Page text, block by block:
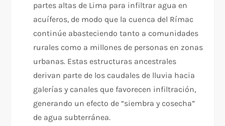
partes altas de Lima para infiltrar agua en
acuíferos, de modo que la cuenca del Rímac
continúe abasteciendo tanto a comunidades
rurales como a millones de personas en zonas
urbanas. Estas estructuras ancestrales
derivan parte de los caudales de lluvia hacia
galerías y canales que favorecen infiltración,
generando un efecto de “siembra y cosecha”
de agua subterránea.​